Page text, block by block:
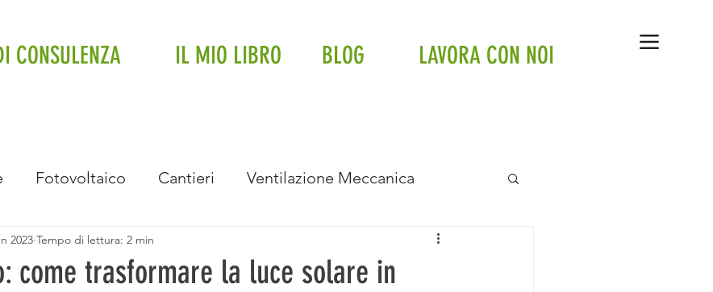
CONSULENZA IL MIO LIBRO BLOG LAVORA CON NOI
Fotovoltaico Cantieri Ventilazione Meccanica
a soffitto Impianto a pavimento
come trasformare la luce solare in
2023 Tempo di lettura: 2 min